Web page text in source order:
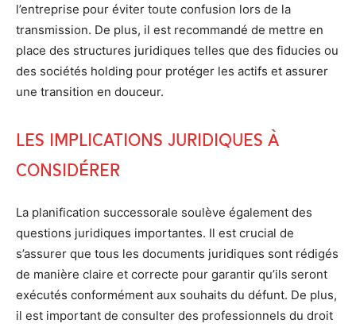
l’entreprise pour éviter toute confusion lors de la
transmission. De plus, il est recommandé de mettre en
place des structures juridiques telles que des fiducies ou
des sociétés holding pour protéger les actifs et assurer
une transition en douceur.
Les implications juridiques à
considérer
La planification successorale soulève également des
questions juridiques importantes. Il est crucial de
s’assurer que tous les documents juridiques sont rédigés
de manière claire et correcte pour garantir qu’ils seront
exécutés conformément aux souhaits du défunt. De plus,
il est important de consulter des professionnels du droit